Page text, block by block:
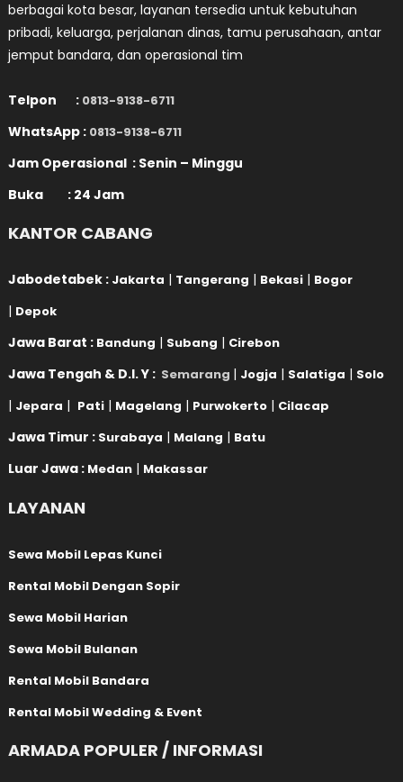
berbagai kota besar, layanan tersedia untuk kebutuhan
pribadi, keluarga, perjalanan dinas, tamu perusahaan, antar
jemput bandara, dan operasional tim
Telpon : 0813-9138-6711
WhatsApp : 0813-9138-6711
Jam Operasional : Senin – Minggu
Buka : 24 Jam
KANTOR CABANG
Jabodetabek : Jakarta | Tangerang | Bekasi | Bogor
| Depok
Jawa Barat : Bandung | Subang | Cirebon
Jawa Tengah & D.I. Y : Semarang | Jogja | Salatiga | Solo
| Jepara | Pati | Magelang | Purwokerto | Cilacap
Jawa Timur : Surabaya | Malang | Batu
Luar Jawa : Medan | Makassar
LAYANAN
Sewa Mobil Lepas Kunci
Rental Mobil Dengan Sopir
Sewa Mobil Harian
Sewa Mobil Bulanan
Rental Mobil Bandara
Rental Mobil Wedding & Event
ARMADA POPULER / INFORMASI